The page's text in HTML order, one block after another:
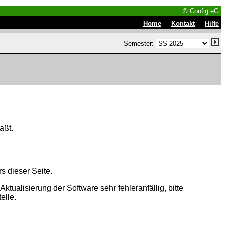
© Config eG
Home
Kontakt Hilfe
Semester:
dieser Seite.
der Software sehr fehleranfällig, bitte